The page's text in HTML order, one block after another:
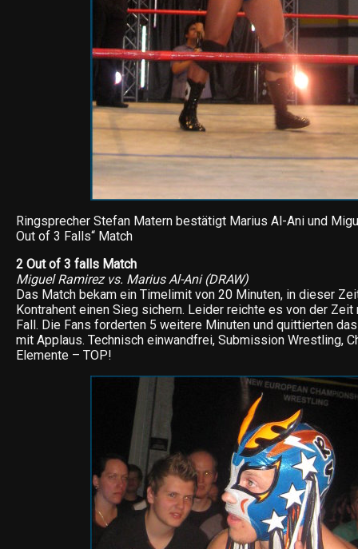
Ringsprecher Stefan Matern bestätigt Marius Al-Ani und
Out of 3 Falls“ Match
2 Out of 3 falls Match
Miguel Ramirez vs. Marius Al-Ani (DRAW)
Das Match bekam ein Timelimit von 20 Minuten, in dieser
Kontrahent einen Sieg sichern. Leider reichte es von der
Fall. Die Fans forderten 5 weitere Minuten und quittierten
mit Applaus. Technisch einwandfrei, Submission Wrestling,
Elemente – TOP!